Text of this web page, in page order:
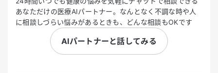
あなただけの医療AIパートナー。なんとなく不調な時や人
に相談しづらい悩みがあるときも、どんな相談もOKです
AIパートナーと話してみる